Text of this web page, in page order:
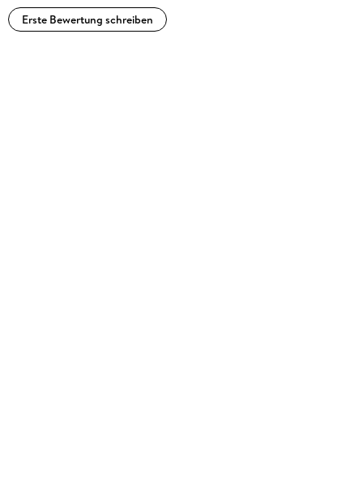
Erste Bewertung schreiben